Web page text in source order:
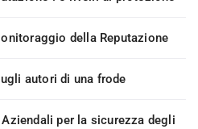
della Reputazione
autori di una frode
per la sicurezza degli